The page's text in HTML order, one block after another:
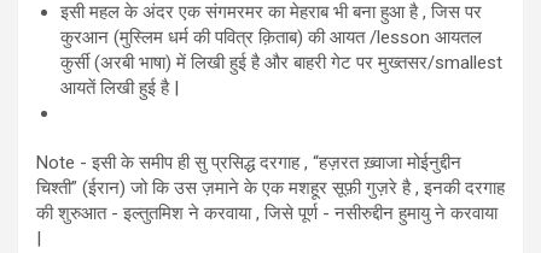
इसी महल के अंदर एक संगमरमर का मेहराब भी बना हुआ है , जिस पर
कुरआन (मुस्लिम धर्म की पवित्र क़िताब) की आयत /lesson आयतल
कुर्सी (अरबी भाषा) में लिखी हुई है और बाहरी गेट पर मुख्तसर/smallest
आयतें लिखी हुई है |
Note - इसी के समीप ही सु प्रसिद्ध दरगाह , “हज़रत ख़्वाजा मोईनुद्दीन
चिश्ती” (ईरान) जो कि उस ज़माने के एक मशहूर सूफ़ी गुज़रे है , इनकी दरगाह
की शुरुआत - इल्तुतमिश ने करवाया , जिसे पूर्ण - नसीरुद्दीन हुमायु ने करवाया
|